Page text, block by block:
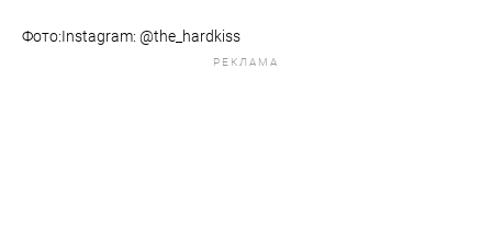
Фото:Instagram: @the_hardkiss
РЕКЛАМА